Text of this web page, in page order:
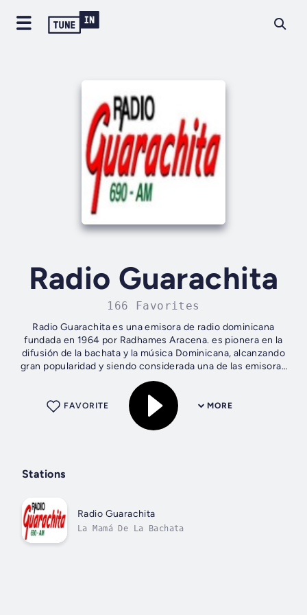
Radio Guarachita
166 Favorites
Radio Guarachita es una emisora de radio dominicana
fundada en 1964 por Radhames Aracena. es pionera en la
difusión de la bachata y la música Dominicana, alcanzando
gran popularidad y siendo considerada una de las emisoras
más influyentes en el país.
MORE
FAVORITE
Stations
Radio Guarachita
La Mamá De La Bachata